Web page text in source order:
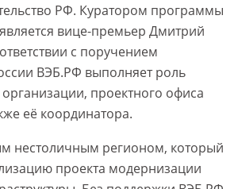
РФ. Куратором программы
вице-премьер Дмитрий
с поручением
ВЭБ.РФ выполняет роль
проектного офиса
её координатора.
нестоличным регионом, который
проекта модернизации